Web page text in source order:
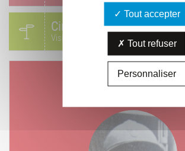
Circuits
Visites & parcours thématiques
Un jour, un combattant
Tout accepter
Tout refuser
Personnaliser